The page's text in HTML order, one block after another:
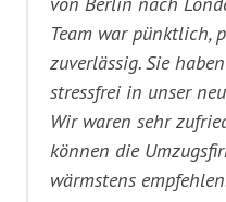
Team war pünktlich,
zuverlässig. Sie
stressfrei in unser
Wir waren sehr
können die
wärmstens